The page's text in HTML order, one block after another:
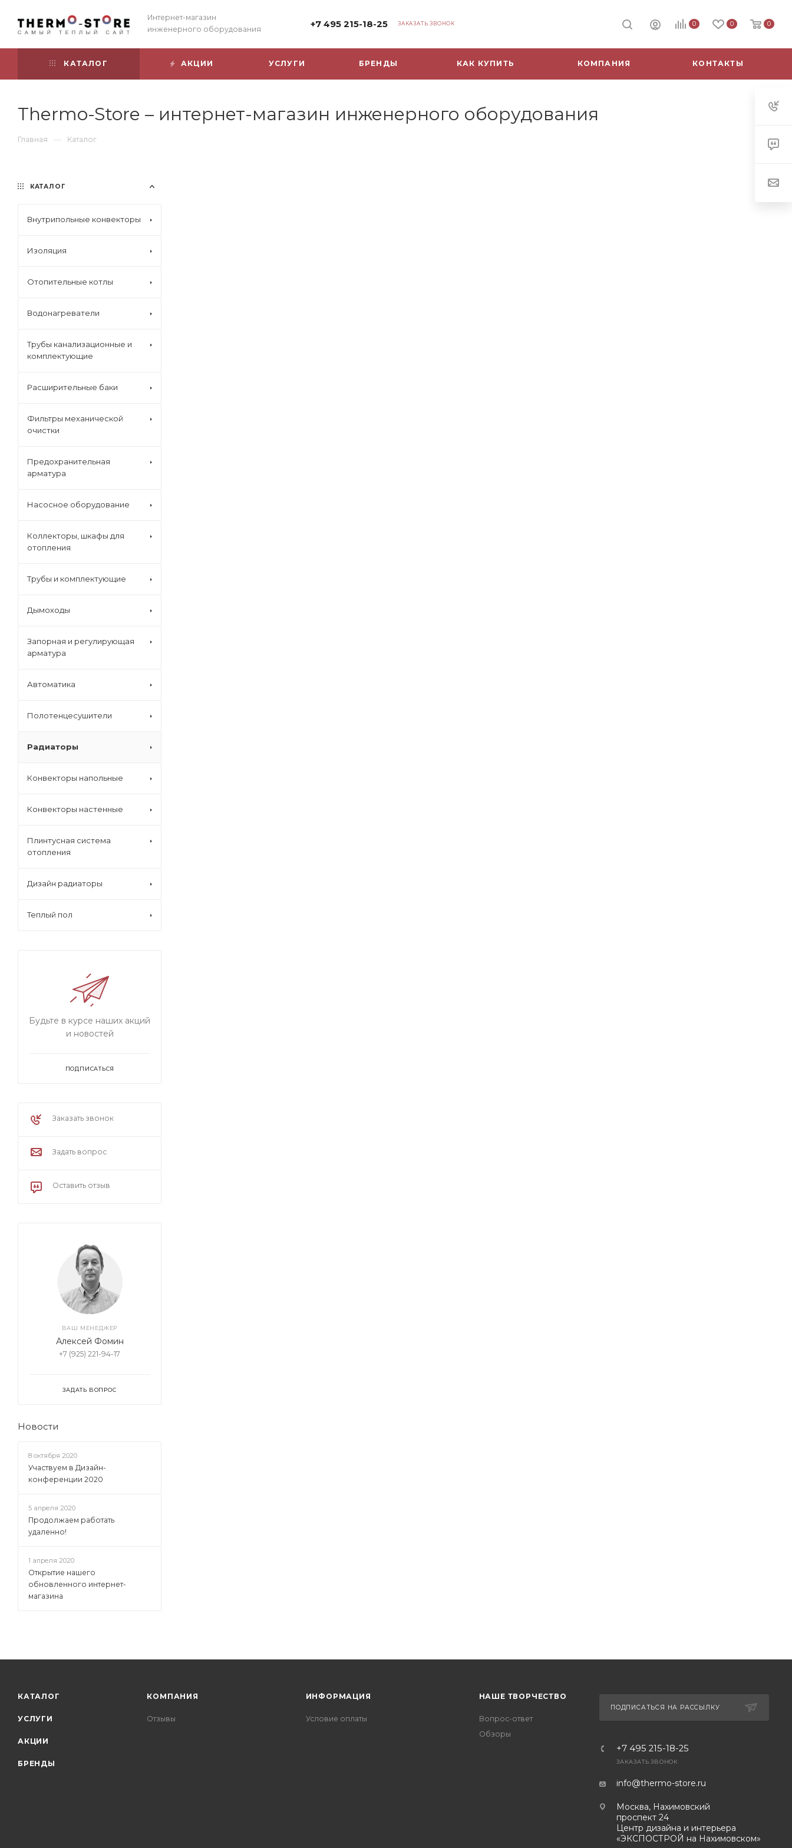
Интернет-магазин
инженерного оборудования
+7 495 215-18-25 ЗАКАЗАТЬ ЗВОНОК 0 0 0
КАТАЛОГ АКЦИИ УСЛУГИ БРЕНДЫ КАК КУПИТЬ КОМПАНИЯ КОНТАКТЫ
Thermo-Store – интернет-магазин инженерного оборудования
Главная — Каталог
КАТАЛОГ
Внутрипольные конвекторы
Изоляция
Отопительные котлы
Водонагреватели
Трубы канализационные и
комплектующие
Расширительные баки
Фильтры механической
очистки
Предохранительная
арматура
Насосное оборудование
Коллекторы, шкафы для
отопления
Трубы и комплектующие
Дымоходы
Запорная и регулирующая
арматура
Автоматика
Полотенцесушители
Радиаторы
Конвекторы напольные
Конвекторы настенные
Плинтусная система
отопления
Дизайн радиаторы
Теплый пол
Будьте в курсе наших акций
и новостей
ПОДПИСАТЬСЯ
Заказать звонок
Задать вопрос
Оставить отзыв
ВАШ МЕНЕДЖЕР
Алексей Фомин
+7 (925) 221-94-17
ЗАДАТЬ ВОПРОС
Новости
8 октября 2020
Участвуем в Дизайн-
конференции 2020
5 апреля 2020
Продолжаем работать
удаленно!
1 апреля 2020
Открытие нашего
обновленного интернет-
магазина
КАТАЛОГ
УСЛУГИ
АКЦИИ
БРЕНДЫ
КОМПАНИЯ
Отзывы
ИНФОРМАЦИЯ
Условие оплаты
НАШЕ ТВОРЧЕСТВО
Вопрос-ответ
Обзоры
ПОДПИСАТЬСЯ НА РАССЫЛКУ
+7 495 215-18-25
ЗАКАЗАТЬ ЗВОНОК
info@thermo-store.ru
Москва, Нахимовский
проспект 24
Центр дизайна и интерьера
«ЭКСПОСТРОЙ на Нахимовском»